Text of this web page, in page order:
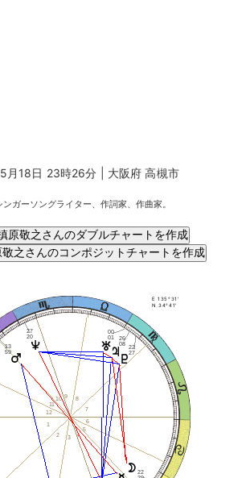
月18日 23時26分 | 大阪府 高槻市
ンガーソングライター、作詞家、作曲家。
E 135°31'
N 34°41'
1
2
3
4
5
6
7
8
9
10
11
12
22
13
59
26
08
00
01
27
20
22
27